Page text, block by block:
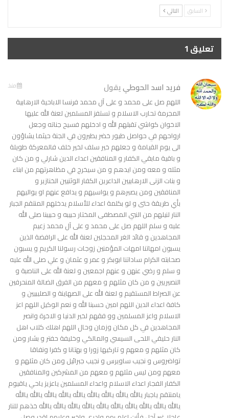
السابق التالي
تعليق 1
فريد اسد الحوطييقول منذ
اللهم صل على محمد و على آل محمد فرنسا الاباحية الارهابية
المجرمة تحارب الاسلام و تستفز المسلمين لعنة الله عليها
الاخوان كواشي تقبلهم الله و ادخلهم فسيح جناته وجعل
ارواحهم في حواصل طيور خضر يطيرون في الجنة حيثما يشاؤون
الى يوم القيامة و جعلهم خير سلف لخير خلف فالمعركة طويلة
و باقية مابقي الكفار و المنافقين اعداء الدين شارلي و من كان
مثله و معه ومن ايدهم و من سيخرج في مظاهرتهم من ابناء
و بنات الزنى الارهابيين الداعرين الكفار الوثنيين الخنازير و
المنافقين ومن يصبرهم و يواسيهم و يدافع عنهم او يواليهم
بأي طريقة حتى و لو بكلمة اعداء للأسلام يدخلهم المنتقم الجبار
النار لنيلهم من النبي المصطفى المختار حبيبه و حبيبنا صلى الله
عليه و سلم اللهم صل على محمد و على آل محمد زعيم
المجاهدين و قائد الغر المحجلين لعنة الله على الرافضة الذين
يسبون امهاتنا امهات المؤمنين زوجات رسولنا الكريم و يسبون
صحابته الكرام ساداتنا ابوبكر و عمر و عثمان و علي صلى الله عليه
و سلم و رضي عنهن و عنهم اجمعين و لعنة الله على الناصبة و
النصيريين و من كان مثلهم و معهم من الفرق الضالة المنحرفين
عن الصراط المستقيم و لعنة الله على الصهاينة و الصليبيين و
كافة اعداء الدين اللهم امين حسبنا الله و نعم الوكيل اللهم اعز
الاسلام واعز المسلمين وو فقهم لخير الدنيا و الاخرة وانصر
المجاهدين في كل مكان وزمان وحال اللهم اهلك كلاب اهل
النار حليقي اللحى السيسي والمالكي وخليفة حفتر و بشار ومن
كان مثلهم و معهم و تاركيها زورا و بهتانا و كفرا ونفاقا
تواضروس و نجيب ساويرس و نجيب جبرائيل ومن كان مثلهم و
معهم ومن ليس مثلهم و معهم من المشركين والمنافقين
الكفار الفجار اعداء الاسلام واعداء المسلمين ياعزيز ياحي ياقيوم
يامنتقم ياجبار ياالله ياالله ياالله ياالله ياالله ياالله ياالله ياالله ياالله
ياالله ياالله ياالله ياالله ياالله ياالله ياالله ياالله ياالله ياالله خذهم للنار